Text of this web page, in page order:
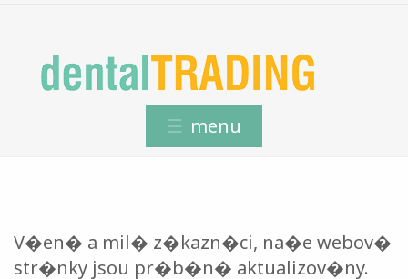
V�en� a mil� z�kazn�ci, na�e webov�
str�nky jsou pr�b�n� aktualizov�ny.